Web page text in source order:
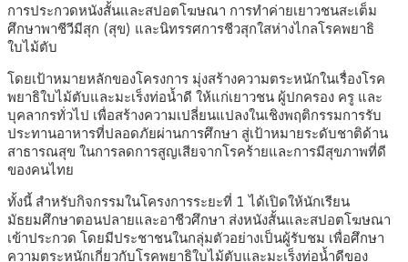
การประกวดหนังสั้นและสปอตโฆษณา การทำค่ายเยาวชนสะเต็ม
ศึกษาพาชีวีมีสุก (สุข) และนิทรรศการชีวสุกใสห่างไกลโรคพยาธิ
ใบไม้ตับ
โดยเป้าหมายหลักของโครงการ มุ่งสร้างความตระหนักในเรื่องโรค
พยาธิใบไม้ตับและมะเร็งท่อน้ำดี ให้แก่เยาวชน ผู้ปกครอง ครู และ
บุคลากรทั่วไป เพื่อสร้างความเปลี่ยนแปลงในเชิงพฤติกรรมการรับ
ประทานอาหารที่ปลอดภัยผ่านการศึกษา สู่เป้าหมายระดับชาติด้าน
สาธารณสุข ในการลดการสูญเสียจากโรคร้ายและการมีสุขภาพที่ดี
ของคนไทย
ทั้งนี้ สำหรับกิจกรรมในโครงการระยะที่ 1 ได้เปิดให้นักเรียน
มัธยมศึกษาตอนปลายและอาชีวศึกษา ส่งหนังสั้นและสปอตโฆษณา
เข้าประกวด โดยมีประชาชนในกลุ่มตัวอย่างเป็นผู้รับชม เพื่อศึกษา
ความตระหนักเกี่ยวกับโรคพยาธิใบไม้ตับและมะเร็งท่อนํ้าดีของ